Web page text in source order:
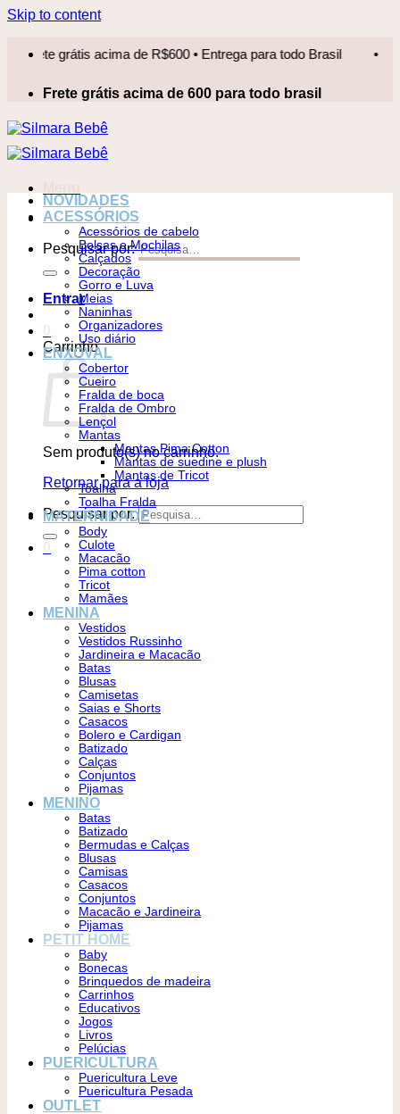
Skip to content
grátis acima de R$600 • Entrega para todo Brasil •
Frete grátis acima de 600 para todo brasil
Pesquisar por:
Entrar
Carrinho
Sem produto(s) no carrinho.
Retornar para a loja
Pesquisar por:
NOVIDADES
ACESSÓRIOS
Acessórios de cabelo
Bolsas e Mochilas
Calçados
Decoração
Gorro e Luva
Meias
Naninhas
Organizadores
Uso diário
ENXOVAL
Cobertor
Cueiro
Fralda de boca
Fralda de Ombro
Lençol
Mantas
Mantas Pima Cotton
Mantas de suedine e plush
Mantas de Tricot
Toalha
Toalha Fralda
MATERNIDADE
Body
Culote
Macacão
Pima cotton
Tricot
Mamães
MENINA
Vestidos
Vestidos Russinho
Jardineira e Macacão
Batas
Blusas
Camisetas
Saias e Shorts
Casacos
Bolero e Cardigan
Batizado
Calças
Conjuntos
Pijamas
MENINO
Batas
Batizado
Bermudas e Calças
Blusas
Camisas
Casacos
Conjuntos
Macacão e Jardineira
Pijamas
PETIT HOME
Baby
Bonecas
Brinquedos de madeira
Carrinhos
Educativos
Jogos
Livros
Pelúcias
PUERICULTURA
Puericultura Leve
Puericultura Pesada
OUTLET